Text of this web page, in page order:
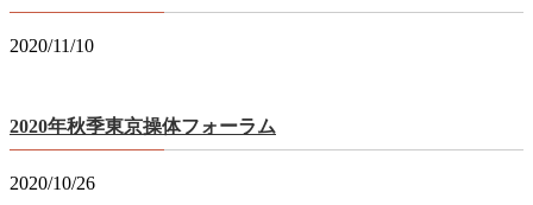
2020/11/10
2020年秋季東京操体フォーラム
2020/10/26